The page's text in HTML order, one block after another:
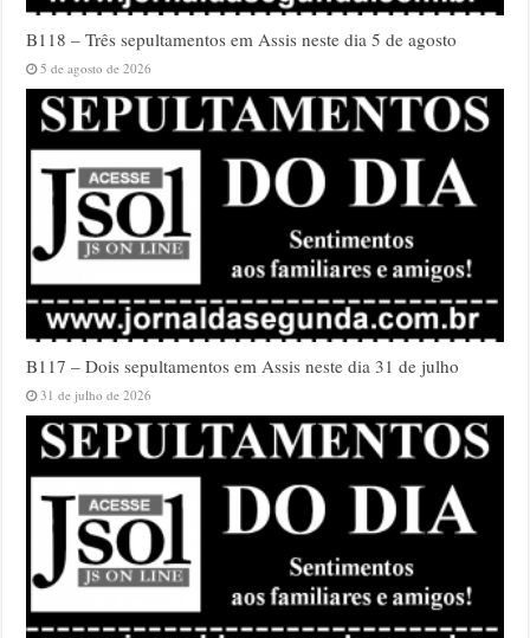
B118 – Três sepultamentos em Assis neste dia 5 de agosto
5 de agosto de 2026
B117 – Dois sepultamentos em Assis neste dia 31 de julho
31 de julho de 2026